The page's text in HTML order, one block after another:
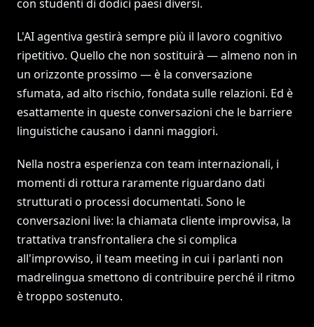
con studenti di dodici paesi diversi.
L'AI agentiva gestirà sempre più il lavoro cognitivo
ripetitivo. Quello che non sostituirà — almeno non in
un orizzonte prossimo — è la conversazione
sfumata, ad alto rischio, fondata sulle relazioni. Ed è
esattamente in queste conversazioni che le barriere
linguistiche causano i danni maggiori.
Nella nostra esperienza con team internazionali, i
momenti di rottura raramente riguardano dati
strutturati o processi documentati. Sono le
conversazioni live: la chiamata cliente improvvisa, la
trattativa transfrontaliera che si complica
all'improvviso, il team meeting in cui i parlanti non
madrelingua smettono di contribuire perché il ritmo
è troppo sostenuto.